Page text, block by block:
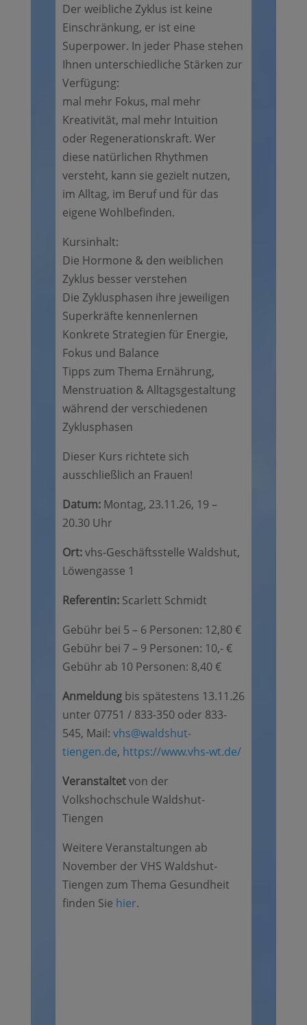
Der weibliche Zyklus ist keine
Einschränkung, er ist eine
Superpower. In jeder Phase stehen
Ihnen unterschiedliche Stärken zur
Verfügung:
mal mehr Fokus, mal mehr
Kreativität, mal mehr Intuition
oder Regenerationskraft. Wer
diese natürlichen Rhythmen
versteht, kann sie gezielt nutzen,
im Alltag, im Beruf und für das
eigene Wohlbefinden.
Kursinhalt:
Die Hormone & den weiblichen
Zyklus besser verstehen
Die Zyklusphasen ihre jeweiligen
Superkräfte kennenlernen
Konkrete Strategien für Energie,
Fokus und Balance
Tipps zum Thema Ernährung,
Menstruation & Alltagsgestaltung
während der verschiedenen
Zyklusphasen
Dieser Kurs richtete sich
ausschließlich an Frauen!
Datum:Montag, 23.11.26, 19 –
20.30 Uhr
Ort:vhs-Geschäftsstelle Waldshut,
Löwengasse 1
Referentin:Scarlett Schmidt
Gebühr bei 5 – 6 Personen: 12,80 €
Gebühr bei 7 – 9 Personen: 10,- €
Gebühr ab 10 Personen: 8,40 €
Anmeldungbis spätestens 13.11.26
unter 07751 / 833-350 oder 833-
545, Mail: vhs@waldshut-
tiengen.de, https://www.vhs-wt.de/
Veranstaltetvon der
Volkshochschule Waldshut-
Tiengen
Weitere Veranstaltungen ab
November der VHS Waldshut-
Tiengen zum Thema Gesundheit
finden Sie hier.